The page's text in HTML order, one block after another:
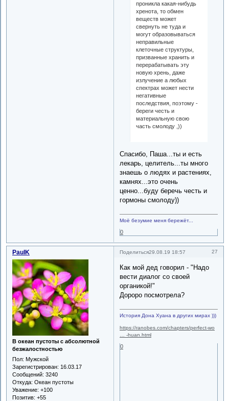
проникла какая-нибудь
хренота, то обмен
веществ может
свернуть не туда и
могут образовываться
неправильные
клеточные структуры,
призванные хранить и
перерабатывать эту
новую хрень, даже
излучение а любых
спектрах может нести
негативные
последствия, поэтому -
береги честь и
материальную свою
часть смолоду ,))
Спасибо, Паша...ты и есть
лекарь, целитель...ты много
знаешь о людях и растениях,
камнях...это очень
ценно...буду беречь честь и
гормоны смолоду))
Моё безумие меня бережёт...
0
Поделиться 27
29.08.19 18:57
PaulK
В океан пустоты с абсолютной
безжалостностью
Пол: Мужской
Зарегистрирован: 16.03.17
Сообщений: 3240
Откуда: Океан пустоты
Уважение: +100
Позитив: +55
Как мой дед говорил - "Надо
вести диалог со своей
органикой!"
Дороро посмотрела?
История Дона Хуана в других мирах )))
https://ranobes.com/chapters/perfect-wo
… -huan.html
0